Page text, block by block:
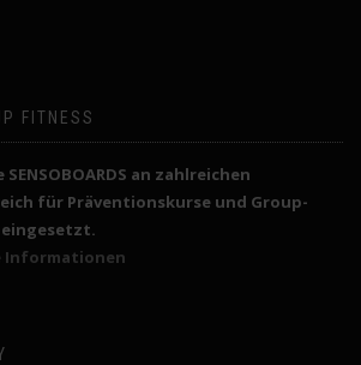
FITNESS
an zahlreichen
für Präventionskurse und Group-
Informationen